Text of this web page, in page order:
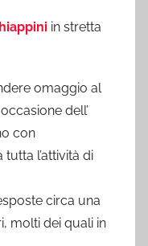
in stretta
omaggio al
dell’
con
l’attività di
circa una
molti dei quali in